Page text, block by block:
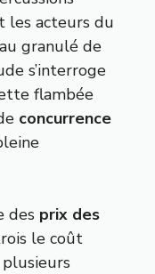
les acteurs du
granulé de
s’interroge
flambée
concurrence
des prix des
le coût